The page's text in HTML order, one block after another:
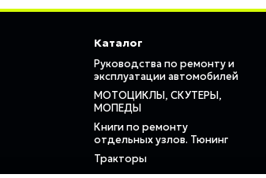
Каталог
Руководства по ремонту и
эксплуатации автомобилей
МОТОЦИКЛЫ, СКУТЕРЫ,
МОПЕДЫ
Книги по ремонту
отдельных узлов. Тюнинг
Тракторы